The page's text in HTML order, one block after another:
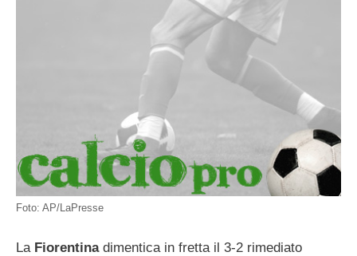
Foto: AP/LaPresse
La Fiorentinadimentica in fretta il 3-2 rimediato